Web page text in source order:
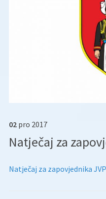
02 pro 2017
Natječaj za
Natječaj za zapovjednika